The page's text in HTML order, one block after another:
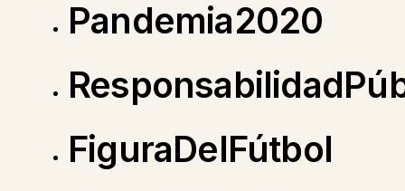
Pandemia2020
FiguraDelFútbol